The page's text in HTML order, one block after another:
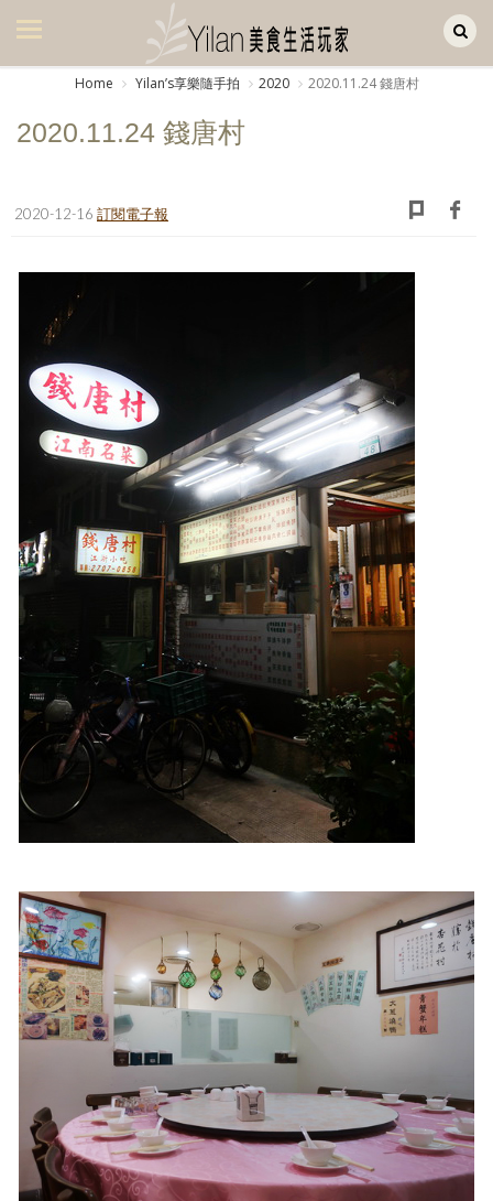
美食集
生活風
書房集
日記簿
餐桌週記
享樂隨手拍
影音區
創意出版服務
歷史區
關於Yilan
個人著作
活動實況記錄
訂閱電子報
Home Yilanʼs享樂隨手拍 2020 2020.11.24 錢唐村
2020.11.24 錢唐村
2020-12-16 訂閱電子報